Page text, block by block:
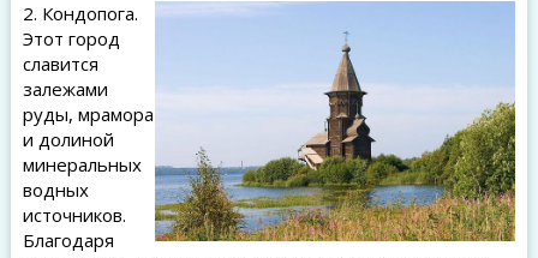
2. Кондопога.
Этот город
славится
залежами
руды, мрамора
и долиной
минеральных
водных
источников.
Благодаря